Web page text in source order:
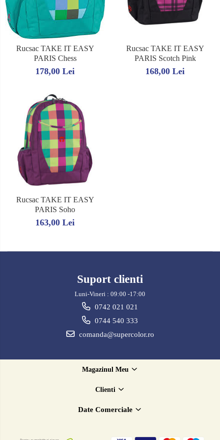
Caiete de desen
Caiete de geografie
Vocabulare
Blocuri de desen
Blocuri A3
Altele
Rezerve caiete mecanice
Rezerve A4
Rezerve A5
CMR
Alte tipizate standard
Tipizate personalizate
Avize personalizate
Borderouri personalizate
Facturi personalizate
Monetare personalizate
Alte tipizate personalizate
Rucsac TAKE IT EASY
PARIS Chess
178,00 Lei
Rucsac TAKE IT EASY
PARIS Scotch Pink
168,00 Lei
Rucsac TAKE IT EASY
PARIS Soho
163,00 Lei
Suport clienti
Luni-Vineri : 09:00 -17:00
0742 021 021
0744 540 333
comanda@supercolor.ro
Magazinul Meu
Clienti
Date Comerciale